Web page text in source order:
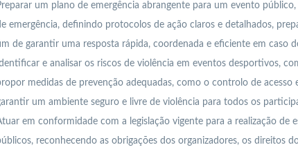
um plano de emergência abrangente para um evento
emergência, definindo protocolos de ação claros e detalhados,
de garantir uma resposta rápida, coordenada e eficiente em caso
e analisar os riscos de violência em eventos desportivos,
medidas de prevenção adequadas, como o controlo de acesso
um ambiente seguro e livre de violência para todos os
em conformidade com a legislação vigente para a realização de
reconhecendo as obrigações dos organizadores, os direitos